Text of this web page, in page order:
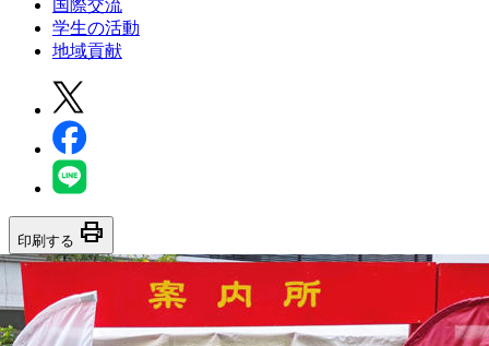
国際交流
学生の活動
地域貢献
印刷する print